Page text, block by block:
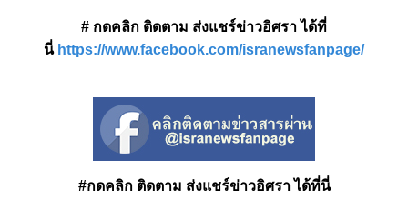
# กดคลิก ติดตาม ส่งแชร์ข่าวอิศรา ได้ที่
นี่ https://www.facebook.com/isranewsfanpage/
#กดคลิก ติดตาม ส่งแชร์ข่าวอิศรา ได้ที่นี่